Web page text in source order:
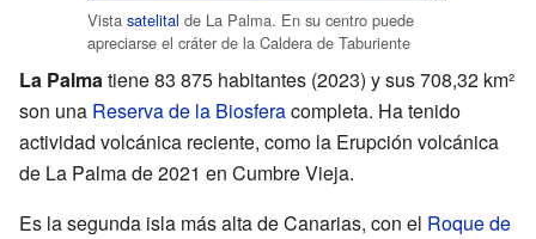
Vista satelital de La Palma. En su centro puede
apreciarse el cráter de la Caldera de Taburiente
La Palmatiene 83 875 habitantes (2023) y sus 708,32 km²
son una Reserva de la Biosferacompleta. Ha tenido
actividad volcánica reciente, como la Erupción volcánica
de La Palma de 2021 en Cumbre Vieja.
Es la segunda isla más alta de Canarias, con el Roque de